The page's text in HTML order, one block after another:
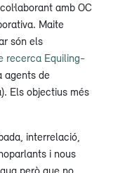
amb OC
Maite
són els
recerca Equiling-
agents de
Els objectius més
interrelació,
i nous
però que no